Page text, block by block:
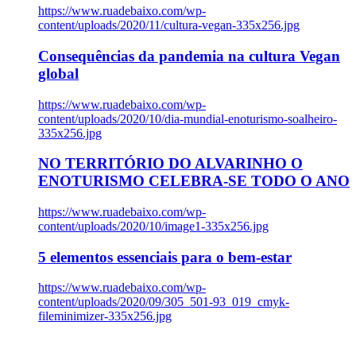
https://www.ruadebaixo.com/wp-
content/uploads/2020/11/cultura-vegan-335x256.jpg
Consequências da pandemia na cultura Vegan
global
https://www.ruadebaixo.com/wp-
content/uploads/2020/10/dia-mundial-enoturismo-soalheiro-
335x256.jpg
NO TERRITÓRIO DO ALVARINHO O
ENOTURISMO CELEBRA-SE TODO O ANO
https://www.ruadebaixo.com/wp-
content/uploads/2020/10/image1-335x256.jpg
5 elementos essenciais para o bem-estar
https://www.ruadebaixo.com/wp-
content/uploads/2020/09/305_501-93_019_cmyk-
fileminimizer-335x256.jpg